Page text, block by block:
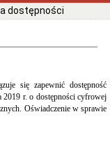
dostępności
się zapewnić dostępność
2019 r. o dostępności cyfrowej
Oświadczenie w sprawie